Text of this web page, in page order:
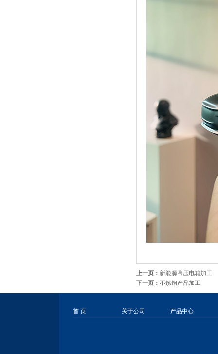
上一页： 新能源高压电箱加工
下一页： 不锈钢产品加工
首 页 关于公司 产品中心